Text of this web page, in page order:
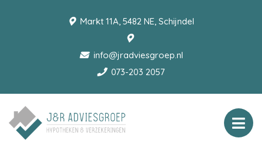
Markt 11A, 5482 NE, Schijndel
info@jradviesgroep.nl
073-203 2057